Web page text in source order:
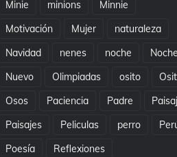
Minie
minions
Minnie
Motivación
Mujer
naturaleza
Navidad
nenes noche
Nuevo
Olimpiadas osito
Osos
Paciencia Padre
Paisajes
Peliculas perro
Poesía
Reflexiones